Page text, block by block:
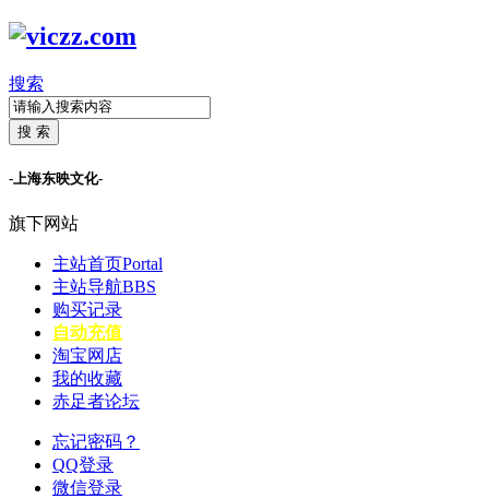
搜索
搜 索
-上海东映文化-
旗下网站
主站首页Portal
主站导航BBS
购买记录
自动充值
淘宝网店
我的收藏
赤足者论坛
忘记密码？
QQ登录
微信登录